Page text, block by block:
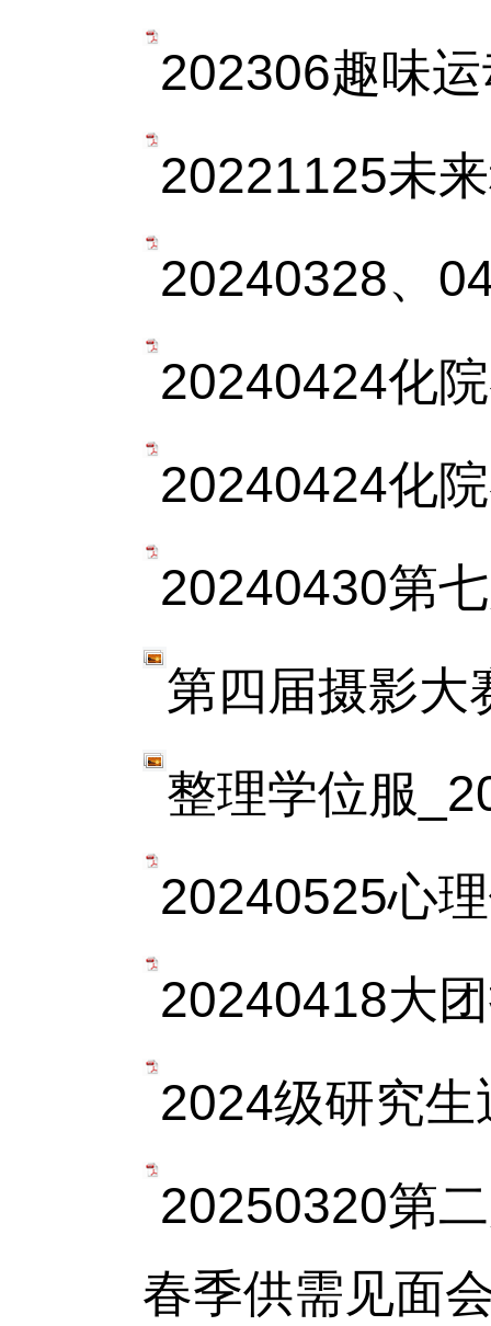
202306趣味
20221125未
20240328、
20240424化
20240424化
20240430第
第四届摄影大
整理学位服
20240525心
20240418大
2024级研究
20250320第
春季供需见面